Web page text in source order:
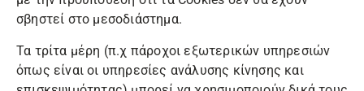
σβηστεί στο μεσοδιάστημα.
Τα τρίτα μέρη (π.χ πάροχοι εξωτερικών υπηρεσιών
όπως είναι οι υπηρεσίες ανάλυσης κίνησης και